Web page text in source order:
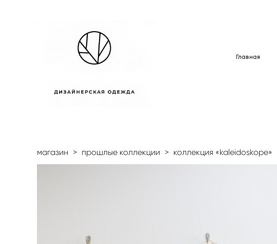
Главная
магазин > прошлые коллекции > коллекция «kaleidoskope»